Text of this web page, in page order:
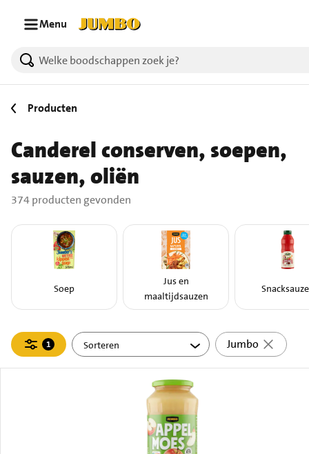
Menu
374 producten gevonden.
Producten
Canderel conserven, soepen,
sauzen, oliën
374 producten gevonden
Soep
Jus en
maaltijdsauzen
Filteren
1
actief
Jumbo